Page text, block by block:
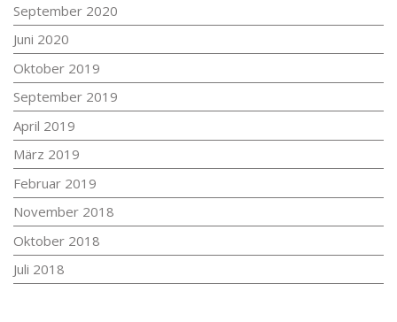
September 2020
Juni 2020
Oktober 2019
September 2019
April 2019
März 2019
Februar 2019
November 2018
Oktober 2018
Juli 2018